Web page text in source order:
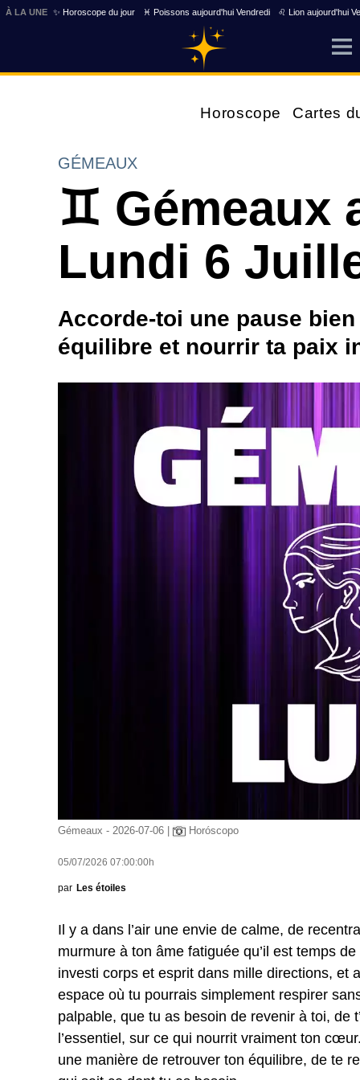
À LA UNE ✨ Horoscope du jour ♓ Poissons aujourd'hui Vendredi ♌ Lion aujourd'hui
Horoscope Cartes
GÉMEAUX
♊
Lundi 6
Accorde-toi une pause
équilibre et nourrir ta paix
Gémeaux - 2026-07-06 | Horóscopo
05/07/2026 07:00:00h
par Les étoiles
Il y a dans l’air une envie de calme, de
murmure à ton âme fatiguée qu’il est temps
investi corps et esprit dans mille directions, et
espace où tu pourrais simplement respirer
palpable, que tu as besoin de revenir à toi, de
l’essentiel, sur ce qui nourrit vraiment ton
une manière de retrouver ton équilibre, de te